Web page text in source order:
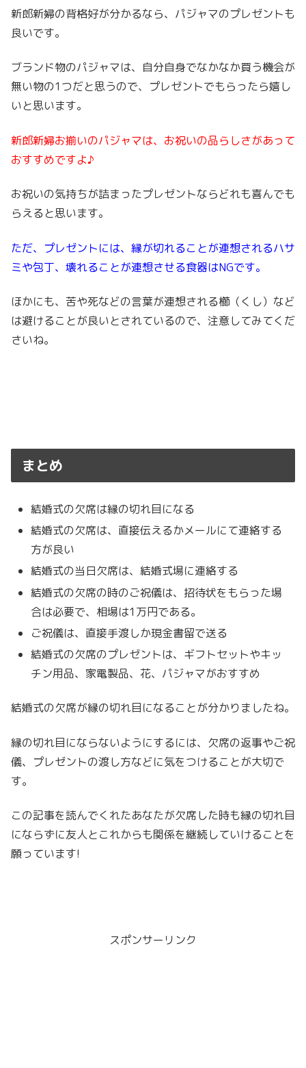
新郎新婦の背格好が分かるなら、パジャマのプレゼントも
良いです。
ブランド物のパジャマは、自分自身でなかなか買う機会が
無い物の1つだと思うので、プレゼントでもらったら嬉し
いと思います。
新郎新婦お揃いのパジャマは、お祝いの品らしさがあって
おすすめですよ♪
お祝いの気持ちが詰まったプレゼントならどれも喜んでも
らえると思います。
ただ、プレゼントには、縁が切れることが連想されるハサ
ミや包丁、壊れることが連想させる食器はNGです。
ほかにも、苦や死などの言葉が連想される櫛（くし）など
は避けることが良いとされているので、注意してみてくだ
さいね。
まとめ
結婚式の欠席は縁の切れ目になる
結婚式の欠席は、直接伝えるかメールにて連絡する
方が良い
結婚式の当日欠席は、結婚式場に連絡する
結婚式の欠席の時のご祝儀は、招待状をもらった場
合は必要で、相場は1万円である。
ご祝儀は、直接手渡しか現金書留で送る
結婚式の欠席のプレゼントは、ギフトセットやキッ
チン用品、家電製品、花、パジャマがおすすめ
結婚式の欠席が縁の切れ目になることが分かりましたね。
縁の切れ目にならないようにするには、欠席の返事やご祝
儀、プレゼントの渡し方などに気をつけることが大切で
す。
この記事を読んでくれたあなたが欠席した時も縁の切れ目
にならずに友人とこれからも関係を継続していけることを
願っています!
スポンサーリンク